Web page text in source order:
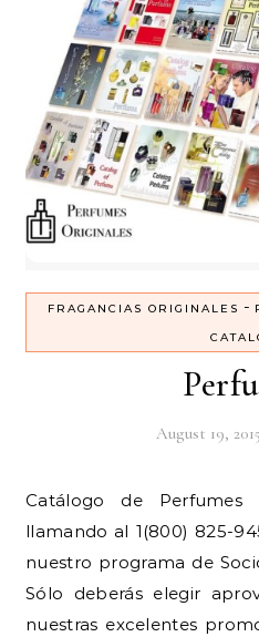
FRAGANCIAS ORIGINALES -
August 19, 2015
Catálogo de Perfumes Ordena tus Catalogos
llamando al 1(800) 825-
nuestro programa de
Sólo deberás elegir
nuestras excelentes